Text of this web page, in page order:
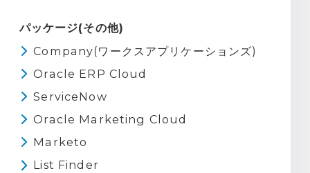
パッケージ(その他)
Company(ワークスアプリケーションズ)
Oracle ERP Cloud
ServiceNow
Oracle Marketing Cloud
Marketo
List Finder